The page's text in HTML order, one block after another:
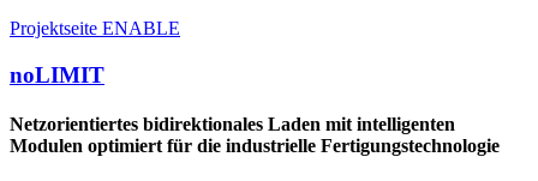
Projektseite ENABLE
noLIMIT
Netzorientiertes bidirektionales Laden mit intelligenten
Modulen optimiert für die industrielle Fertigungstechnologie